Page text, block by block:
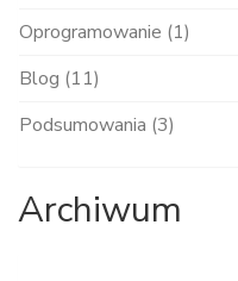
Oprogramowanie (1)
Blog (11)
Podsumowania (3)
Archiwum